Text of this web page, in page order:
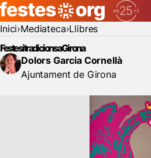
Inici Mediateca Llibres
Festes i tradicions a Girona
Dolors Garcia Cornellà
Ajuntament de Girona